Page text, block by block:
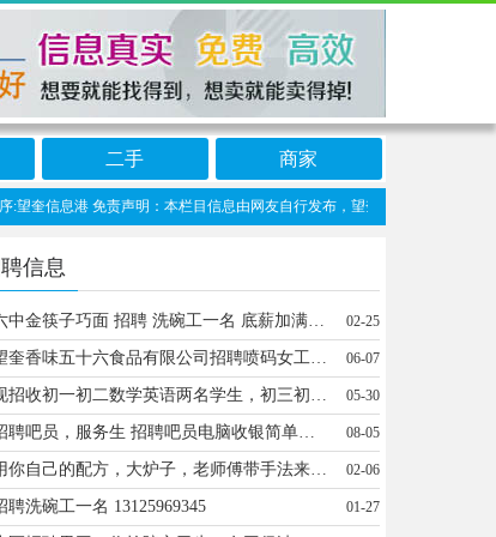
二手 商家
奎信息港 免责声明：本栏目信息由网友自行发布，望奎信息网不承担任何
信息
六中金筷子巧面 招聘 洗碗工一名 底薪加满勤加四个半天休班 服务员一名 工资3800➕200满勤 四个半天 班 煮面工一名工资3300➕200满勤 电话15776023755 02-25
望奎香味五十六食品有限公司招聘喷码女工一名，年龄要求45以内，工作做时间7:30-17:00中午有休息，有工作餐，每天工作8小时，电话13154556755 06-07
现招收初一初二数学英语两名学生，初三初四数理化英两名学生，周一到周五晚上辅导作业，讲知识点刷题背小四门英语，周六周日补数理化英。也可一对一，18746568796 05-30
招聘吧员，服务生 招聘吧员电脑收银简单易学，工资2400+满勤+提成。上24休24。招聘看池工 工资2200+满勤+提成。电话19917830099，地址：大医院西金都 08-05
用你自己的配方，大炉子，老师傅带手法来，来就上岗，工资面议15184563987 带技术来别啥都打电话 02-06
聘洗碗工一名 13125969345 01-27